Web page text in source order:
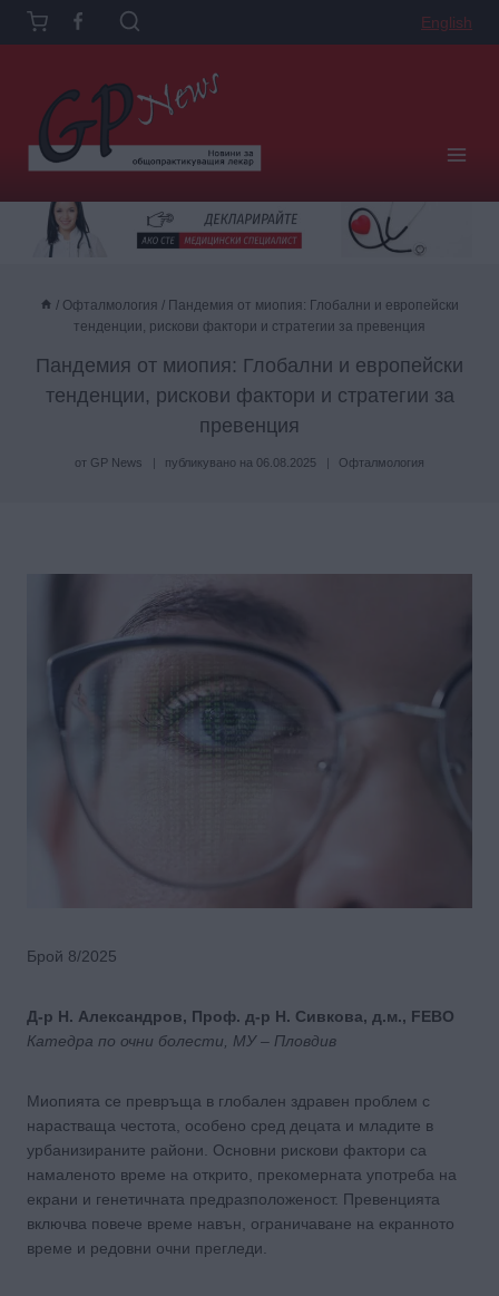
Към
съдържанието
English
/ Офталмология / Пандемия от миопия: Глобални и европейски
тенденции, рискови фактори и стратегии за превенция
Пандемия от миопия: Глобални и европейски
тенденции, рискови фактори и стратегии за
превенция
от GP News публикувано на 06.08.2025 Офталмология
Брой 8/2025
Д-р Н. Александров, Проф. д-р Н. Сивкова, д.м., FEBO
Катедра по очни болести, МУ – Пловдив
Миопията се превръща в глобален здравен проблем с
нарастваща честота, особено сред децата и младите в
урбанизираните райони. Основни рискови фактори са
намаленото време на открито, прекомерната употреба на
екрани и генетичната предразположеност. Превенцията
включва повече време навън, ограничаване на екранното
време и редовни очни прегледи.